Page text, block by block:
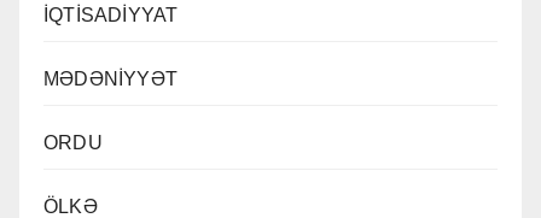
İQTİSADİYYAT
MƏDƏNİYYƏT
ORDU
ÖLKƏ